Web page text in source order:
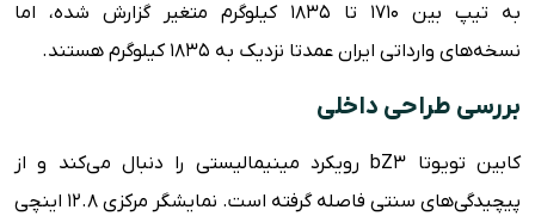
به تیپ بین ۱۷۱۰ تا ۱۸۳۵ کیلوگرم متغیر گزارش شده، اما
نسخه‌های وارداتی ایران عمدتا نزدیک به ۱۸۳۵ کیلوگرم هستند.
بررسی طراحی داخلی
کابین تویوتا bZ3 رویکرد مینیمالیستی را دنبال می‌کند و از
پیچیدگی‌های سنتی فاصله گرفته است. نمایشگر مرکزی ۱۲.۸ اینچی